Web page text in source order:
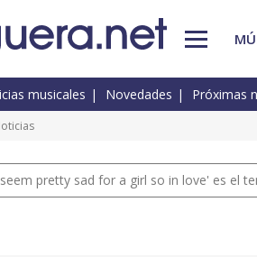
musicales Novedades Próximas
pretty sad for a girl so in love' es el